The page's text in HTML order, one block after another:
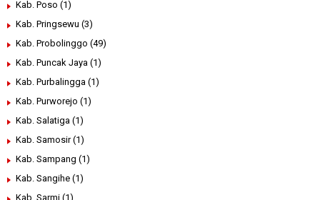
Kab. Poso (1)
Kab. Pringsewu (3)
Kab. Probolinggo (49)
Kab. Puncak Jaya (1)
Kab. Purbalingga (1)
Kab. Purworejo (1)
Kab. Salatiga (1)
Kab. Samosir (1)
Kab. Sampang (1)
Kab. Sangihe (1)
Kab. Sarmi (1)